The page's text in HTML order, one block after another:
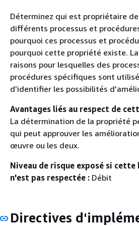
Déterminez qui est propriétaire
différents processus et
pourquoi ces processus et
pourquoi cette propriété existe.
raisons pour lesquelles des
procédures spécifiques sont
d'identifier les possibilités
Avantages liés au respect de
La détermination de la propriété
qui peut approuver les
œuvre ou les deux.
Niveau de risque exposé si
n'est pas respectée : Débit
Directives